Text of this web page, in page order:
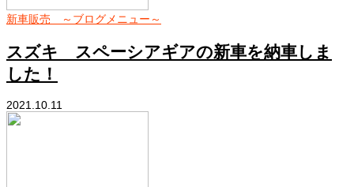
新車販売 ～ブログメニュー～
スズキ スペーシアギアの新車を納車しま
した！
2021.10.11